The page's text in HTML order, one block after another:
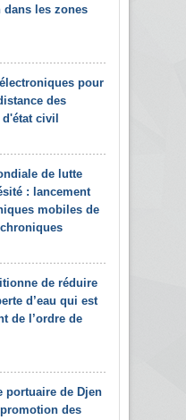
dans les zones
pour
des
civil
de lutte
: lancement
mobiles de
de réduire
d’eau qui est
de l’ordre de
portuaire de Djen
des